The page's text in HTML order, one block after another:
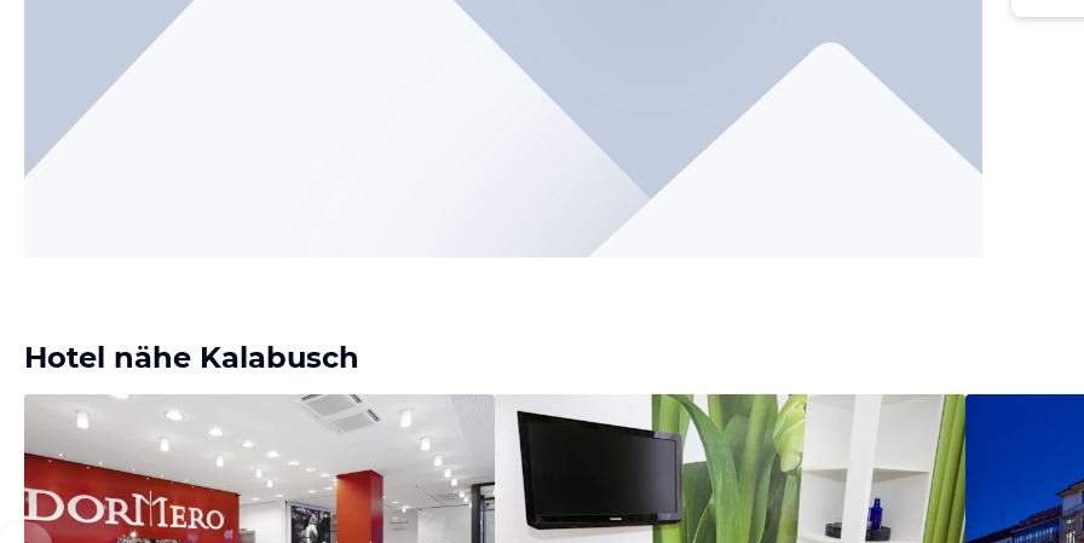
Hotel nähe Kalabusch